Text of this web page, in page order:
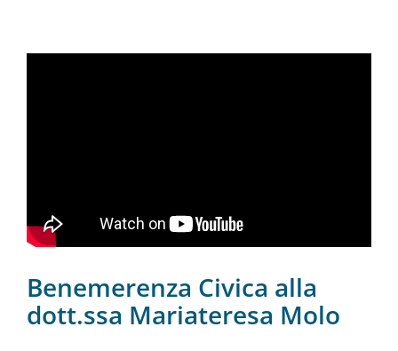
Benemerenza Civica alla
dott.ssa Mariateresa Molo